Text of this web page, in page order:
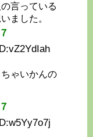
言っている
ました。
vZ2YdIah
ゃいかんの
w5Yy7o7j